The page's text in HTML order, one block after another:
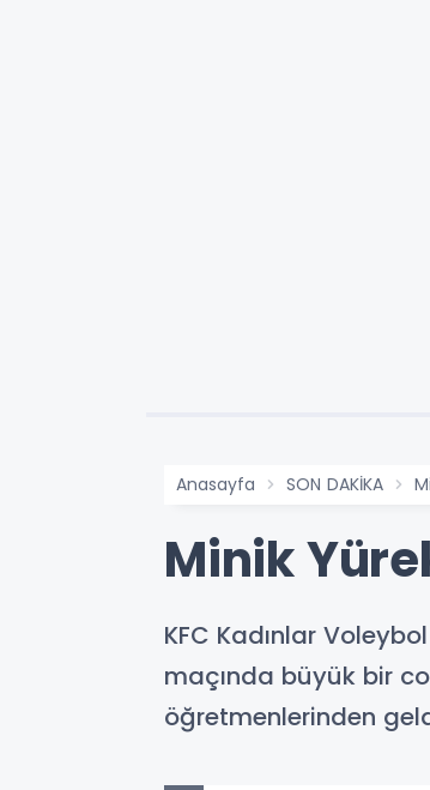
Anasayfa SON DAKİKA
Minik
KFC Kadınlar
maçında büyük bir
öğretmenlerinden